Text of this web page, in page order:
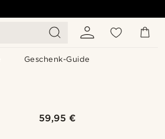
Geschenk-Guide
59,95 €